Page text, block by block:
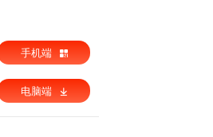
手机端
电脑端